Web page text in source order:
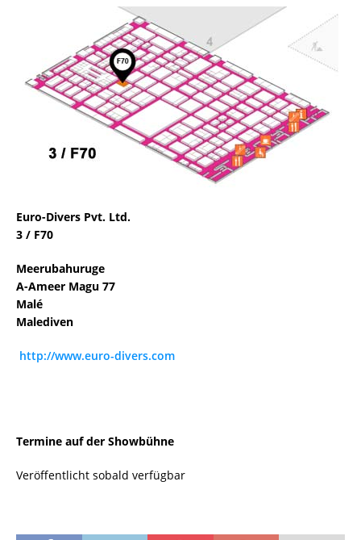
Euro-Divers Pvt. Ltd.
3 / F70
Meerubahuruge
A-Ameer Magu 77
Malé
Malediven
http://www.euro-divers.com
Termine auf der Showbühne
Veröffentlicht sobald verfügbar